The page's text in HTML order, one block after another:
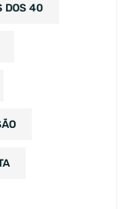
DOS 40